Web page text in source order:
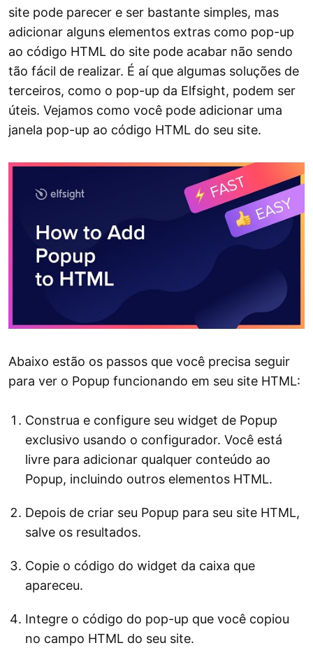
site pode parecer e ser bastante simples, mas
adicionar alguns elementos extras como pop-up
ao código HTML do site pode acabar não sendo
tão fácil de realizar. É aí que algumas soluções de
terceiros, como o pop-up da Elfsight, podem ser
úteis. Vejamos como você pode adicionar uma
janela pop-up ao código HTML do seu site.
Abaixo estão os passos que você precisa seguir
para ver o Popup funcionando em seu site HTML:
Construa e configure seu widget de Popup
exclusivo usando o configurador. Você está
livre para adicionar qualquer conteúdo ao
Popup, incluindo outros elementos HTML.
Depois de criar seu Popup para seu site HTML,
salve os resultados.
Copie o código do widget da caixa que
apareceu.
Integre o código do pop-up que você copiou
no campo HTML do seu site.